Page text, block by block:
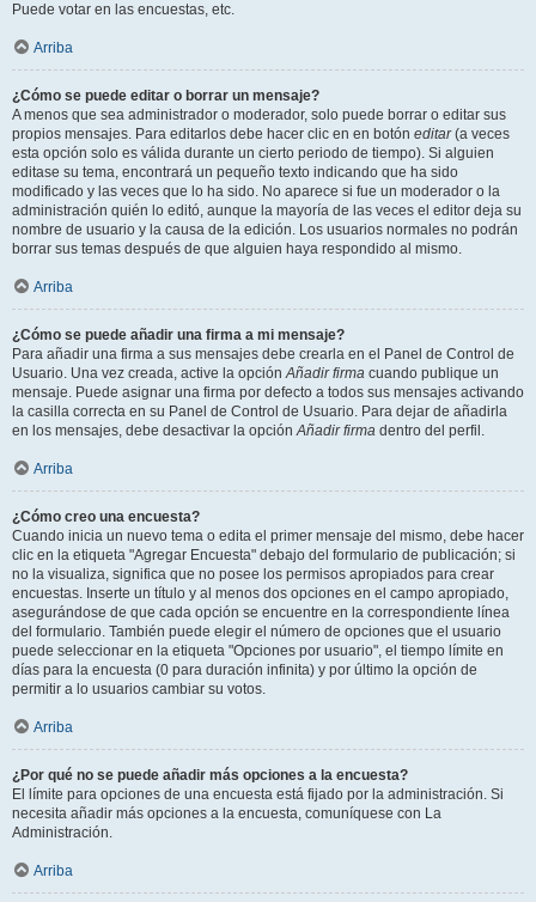
Puede votar en las encuestas, etc.
Arriba
¿Cómo se puede editar o borrar un mensaje?
A menos que sea administrador o moderador, solo puede borrar o editar sus
propios mensajes. Para editarlos debe hacer clic en en botón editar(a veces
esta opción solo es válida durante un cierto periodo de tiempo). Si alguien
editase su tema, encontrará un pequeño texto indicando que ha sido
modificado y las veces que lo ha sido. No aparece si fue un moderador o la
administración quién lo editó, aunque la mayoría de las veces el editor deja su
nombre de usuario y la causa de la edición. Los usuarios normales no podrán
borrar sus temas después de que alguien haya respondido al mismo.
Arriba
¿Cómo se puede añadir una firma a mi mensaje?
Para añadir una firma a sus mensajes debe crearla en el Panel de Control de
Usuario. Una vez creada, active la opciónAñadir firma cuando publique un
mensaje. Puede asignar una firma por defecto a todos sus mensajes activando
la casilla correcta en su Panel de Control de Usuario. Para dejar de añadirla
en los mensajes, debe desactivar la opciónAñadir firma dentro del perfil.
Arriba
¿Cómo creo una encuesta?
Cuando inicia un nuevo tema o edita el primer mensaje del mismo, debe hacer
clic en la etiqueta "Agregar Encuesta" debajo del formulario de publicación; si
no la visualiza, significa que no posee los permisos apropiados para crear
encuestas. Inserte un título y al menos dos opciones en el campo apropiado,
asegurándose de que cada opción se encuentre en la correspondiente línea
del formulario. También puede elegir el número de opciones que el usuario
puede seleccionar en la etiqueta "Opciones por usuario", el tiempo límite en
días para la encuesta (0 para duración infinita) y por último la opción de
permitir a lo usuarios cambiar su votos.
Arriba
¿Por qué no se puede añadir más opciones a la encuesta?
El límite para opciones de una encuesta está fijado por la administración. Si
necesita añadir más opciones a la encuesta, comuníquese con La
Administración.
Arriba